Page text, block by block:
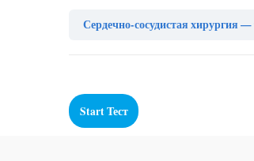
Сердечно-сосудистая хирургия